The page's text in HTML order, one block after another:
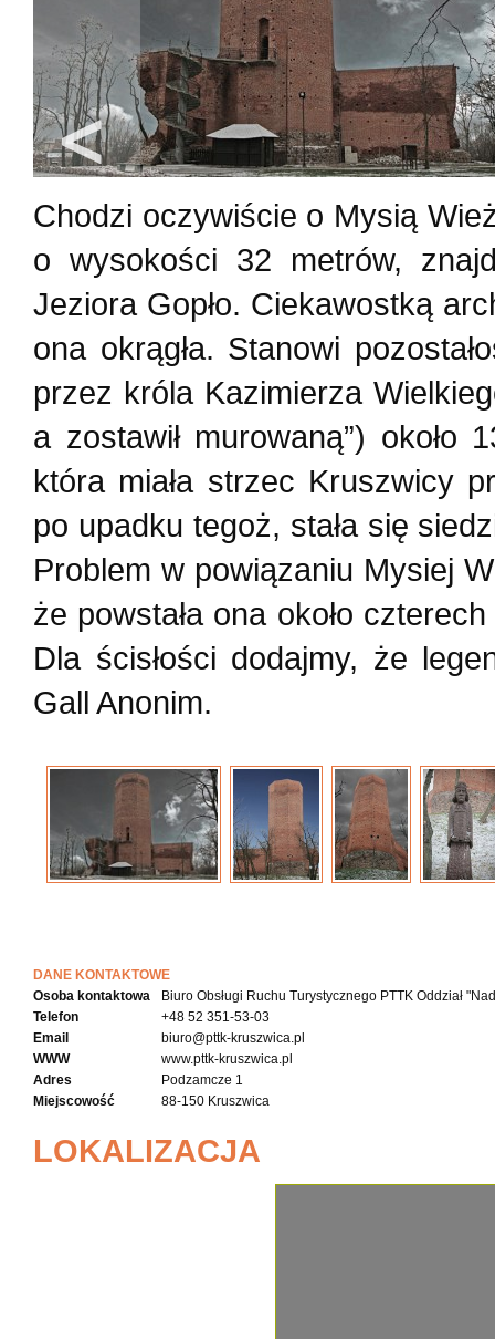
Chodzi oczywiście o Mysią
o wysokości 32 metrów,
Jeziora Gopło. Ciekawostką
ona okrągła. Stanowi
przez króla Kazimierza
a zostawił murowaną”) około
która miała strzec Kruszwicy
po upadku tegoż, stała się
Problem w powiązaniu Mysiej
że powstała ona około
Dla ścisłości dodajmy, że
Gall Anonim.
DANE KONTAKTOWE
Osoba kontaktowa
Biuro Obsługi Ruchu Turystycznego PTTK Oddział
Telefon
+48 52 351-53-03
Email
biuro@pttk-kruszwica.pl
WWW
www.pttk-kruszwica.pl
Adres
Podzamcze 1
Miejscowość
88-150 Kruszwica
LOKALIZACJA